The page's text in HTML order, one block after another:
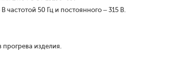
50 Гц и постоянного – 315 В.
изделия.